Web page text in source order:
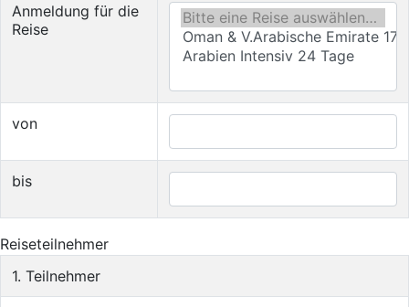
Anmeldung für die
Reise
von
bis
Reiseteilnehmer
1. Teilnehmer